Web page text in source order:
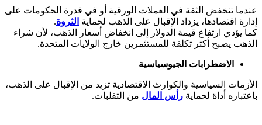
عندما تنخفض الثقة في العملات الورقية أو في قدرة الحكومات على
إدارة اقتصادها، يزداد الإقبال على الذهب لحماية الثروة.
كما يؤدي ارتفاع قيمة الدولار إلى انخفاض أسعار الذهب، لأن شراء
الذهب يصبح أكثر تكلفة للمستثمرين خارج الولايات المتحدة.
الاضطرابات الجيوسياسية
الأزمات السياسية والكوارث الاقتصادية تزيد من الإقبال على الذهب،
باعتباره أداة لحماية رأس المال من التقلبات.